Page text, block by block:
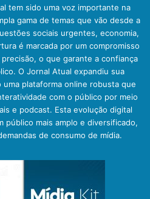
tem sido uma voz importante na
gama de temas que vão desde a
sociais urgentes, economia,
é marcada por um compromisso
o que garante a confiança
O Jornal Atual expandiu sua
plataforma online robusta que
com o público por meio
e podcast. Esta evolução digital
público mais amplo e diversificado,
de consumo de mídia.